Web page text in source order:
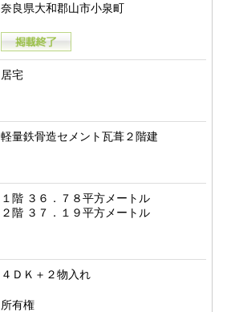
奈良県大和郡山市小泉町
居宅
軽量鉄骨造セメント瓦葺２階建
１階 ３６．７８平方メートル
２階 ３７．１９平方メートル
４ＤＫ＋２物入れ
所有権